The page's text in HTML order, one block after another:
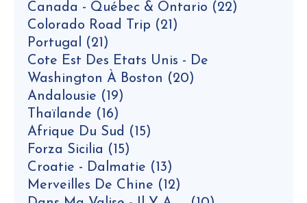
Canada - Québec & Ontario (22)
Colorado Road Trip (21)
Portugal (21)
Cote Est Des Etats Unis - De
Washington À Boston (20)
Andalousie (19)
Thaïlande (16)
Afrique Du Sud (15)
Forza Sicilia (15)
Croatie - Dalmatie (13)
Merveilles De Chine (12)